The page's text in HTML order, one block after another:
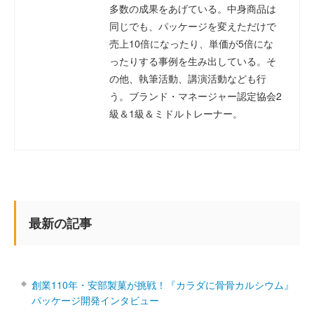
多数の成果をあげている。中身商品は
同じでも、パッケージを変えただけで
売上10倍になったり、単価が5倍にな
ったりする事例を生み出している。そ
の他、執筆活動、講演活動なども行
う。ブランド・マネージャー認定協会2
級＆1級＆ミドルトレーナー。
最新の記事
創業110年・安部製菓が挑戦！『カラダに骨骨カルシウム』
パッケージ開発インタビュー